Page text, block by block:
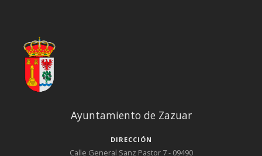
Ayuntamiento de Zazuar
DIRECCIÓN
Calle General Sanz Pastor 7 - 09490